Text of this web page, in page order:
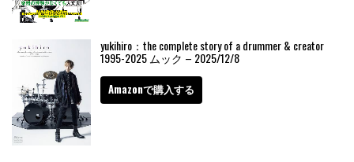
yukihiro：the complete story of a drummer & creator
1995-2025 ムック – 2025/12/8
Amazonで購入する